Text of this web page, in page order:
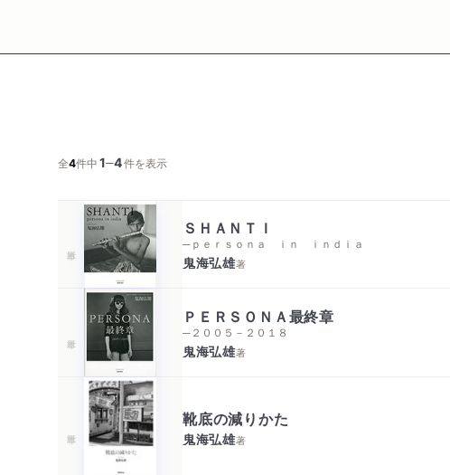
全4件中1─4件を表示
ＳＨＡＮＴＩ
─ｐｅｒｓｏｎａ ｉｎ ｉｎｄｉａ
鬼海弘雄著
ＰＥＲＳＯＮＡ最終章
─２００５－２０１８
鬼海弘雄著
靴底の減りかた
鬼海弘雄著